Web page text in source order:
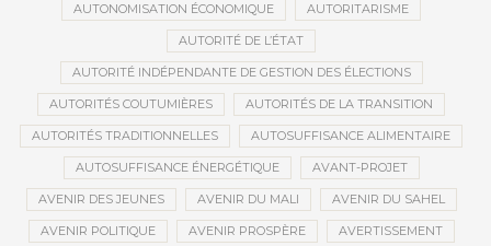
AUTONOMISATION ÉCONOMIQUE AUTORITARISME
AUTORITÉ DE L’ÉTAT
AUTORITÉ INDÉPENDANTE DE GESTION DES ÉLECTIONS
AUTORITÉS COUTUMIÈRES AUTORITÉS DE LA TRANSITION
AUTORITÉS TRADITIONNELLES AUTOSUFFISANCE ALIMENTAIRE
AUTOSUFFISANCE ÉNERGÉTIQUE AVANT-PROJET
AVENIR DES JEUNES AVENIR DU MALI AVENIR DU SAHEL
AVENIR POLITIQUE AVENIR PROSPÈRE AVERTISSEMENT